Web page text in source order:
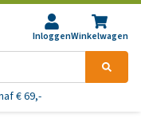
InloggenWinkelwagen
€ 69,-